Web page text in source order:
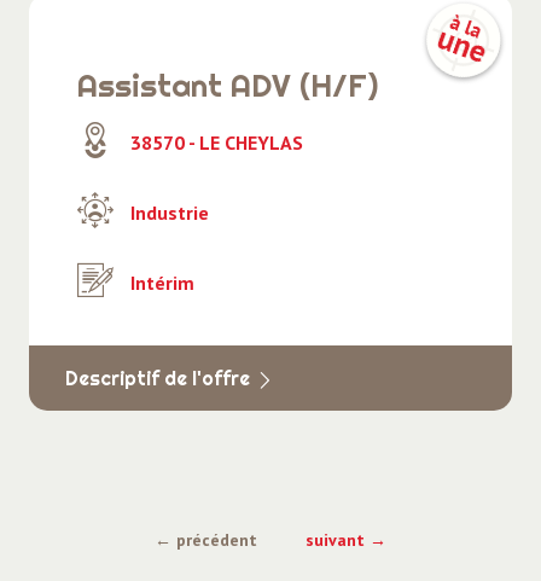
Assistant ADV (H/F)
38570 - LE CHEYLAS
Industrie
Intérim
Descriptif de l'offre
← précédent suivant →